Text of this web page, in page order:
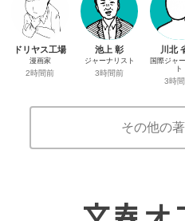
ドリヤス工場
漫画家
2時間前
池上 彰
ジャーナリスト
3時間前
川北
国際ジャ
ト
3時
その他の